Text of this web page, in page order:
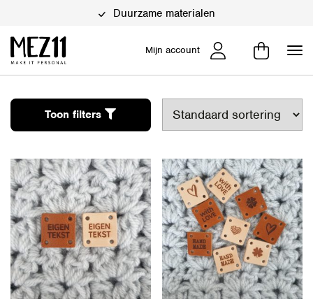
Duurzame materialen
Mijn account
Toon filters